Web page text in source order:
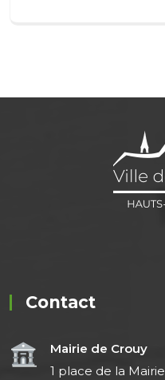
Contact
Mairie de Crouy
1 place de la Mairie